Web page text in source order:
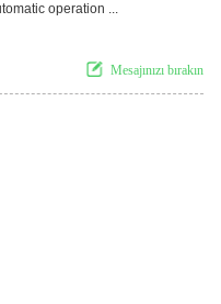
operation ...
Mesajınızı bırakın